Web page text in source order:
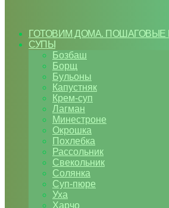
ГОТОВИМ ДОМА.
СУПЫ
Бозбаш
Борщ
Бульоны
Капустняк
Крем-суп
Лагман
Минестроне
Окрошка
Похлебка
Рассольник
Свекольник
Солянка
Суп-пюре
Уха
Харчо